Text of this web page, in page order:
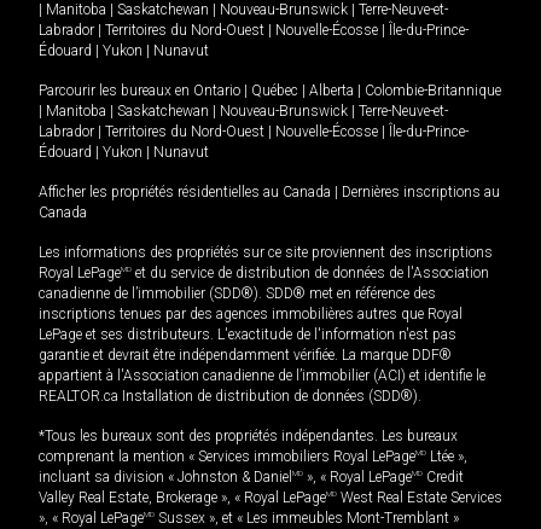
Manitoba Saskatchewan Nouveau-Brunswick
Terre-Neuve-et-
Labrador
Territoires du Nord-Ouest Nouvelle-Écosse
Île-du-Prince-
Édouard
Yukon Nunavut
Parcourir les bureaux en Ontario Québec Alberta
Colombie-Britannique
Manitoba Saskatchewan Nouveau-Brunswick
Terre-Neuve-et-
Labrador
Territoires du Nord-Ouest Nouvelle-Écosse
Île-du-Prince-
Édouard
Yukon Nunavut
Afficher les propriétés résidentielles au Canada
Dernières inscriptions au
Canada
Les informations des propriétés sur ce site proviennent des inscriptions
Royal LePageMD et du service de distribution de données de l'Association
canadienne de l’immobilier (SDD®). SDD® met en référence des
inscriptions tenues par des agences immobilières autres que Royal
LePage et ses distributeurs. L'exactitude de l'information n'est pas
garantie et devrait être indépendamment vérifiée. La marque DDF®
appartient à l'Association canadienne de l’immobilier (ACI) et identifie le
REALTOR.ca Installation de distribution de données (SDD®).
*Tous les bureaux sont des propriétés indépendantes. Les bureaux
comprenant la mention « Services immobiliers Royal LePageMD Ltée »,
incluant sa division « Johnston & Daniel MD », « Royal LePageMD Credit
Valley Real Estate, Brokerage », « Royal LePageMD West Real Estate Services
», « Royal LePageMD Sussex », et « Les immeubles Mont-Tremblant »